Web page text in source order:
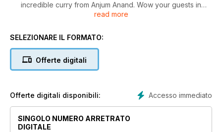
incredible curry from Anjum Anand. Wow your guests in
minutes with easy to make sensational starters. TV chefs
Ramsay, Valentine Warner & Bill Granger. Plus, seasonal
read more
SELEZIONARE IL FORMATO:
Offerte digitali
Accesso immediato
Offerte digitali disponibili:
SINGOLO NUMERO ARRETRATO
DIGITALE